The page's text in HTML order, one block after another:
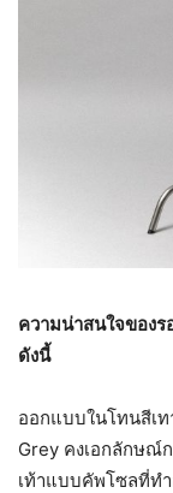
ความน่าสนใจของร
ดังนี้
ออกแบบในโทนสีเ
Grey คงเอกลักษณ์
เท้าแบบคัพโซลที่ท